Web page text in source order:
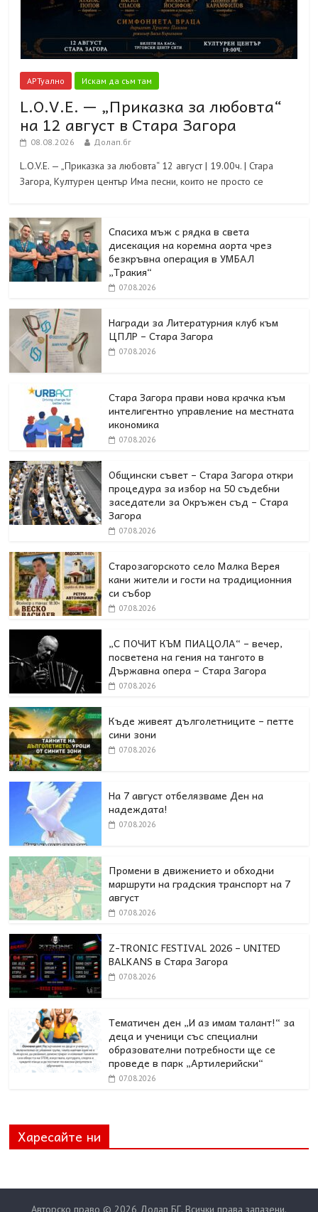
АРТуално Искам да съм там
L.O.V.E. — „Приказка за любовта“
на 12 август в Стара Загора
08.08.2026 Долап.бг
L.O.V.E. — „Приказка за любовта“ 12 август | 19.00ч. | Стара
Загора, Културен център Има песни, които не просто се
Спасиха мъж с рядка в света
дисекация на коремна аорта чрез
безкръвна операция в УМБАЛ
„Тракия“
07.08.2026
Награди за Литературния клуб към
ЦПЛР – Стара Загора
07.08.2026
Стара Загора прави нова крачка към
интелигентно управление на местната
икономика
07.08.2026
Общински съвет – Стара Загора откри
процедура за избор на 50 съдебни
заседатели за Окръжен съд – Стара
Загора
07.08.2026
Старозагорското село Малка Верея
кани жители и гости на традиционния
си събор
07.08.2026
„С ПОЧИТ КЪМ ПИАЦОЛА“ – вечер,
посветена на гения на тангото в
Държавна опера – Стара Загора
07.08.2026
Къде живеят дълголетниците – петте
сини зони
07.08.2026
На 7 август отбелязваме Ден на
надеждата!
07.08.2026
Промени в движението и обходни
маршрути на градския транспорт на 7
август
07.08.2026
Z-TRONIC FESTIVAL 2026 – UNITED
BALKANS в Стара Загора
07.08.2026
Тематичен ден „И аз имам талант!“ за
деца и ученици със специални
образователни потребности ще се
проведе в парк „Артилерийски“
07.08.2026
Харесайте ни
Авторско право © 2026 Долап БГ. Всички права запазени.